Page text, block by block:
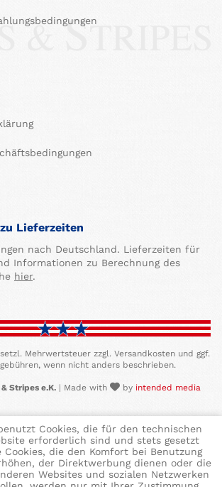
Lieferzeiten
nach Deutschland. Lieferzeiten für
Informationen zu Berechnung des
hier.
Mehrwertsteuer zzgl. Versandkosten und ggf.
wenn nicht anders beschrieben.
Stripes e.K. | Made with by intended media
Cookies, die für den technischen
erforderlich sind und stets gesetzt
Cookies, die den Komfort bei Benutzung
der Direktwerbung dienen oder die
Websites und sozialen Netzwerken